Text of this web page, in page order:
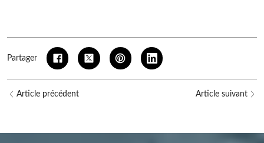
Partager
Article précédent Article suivant